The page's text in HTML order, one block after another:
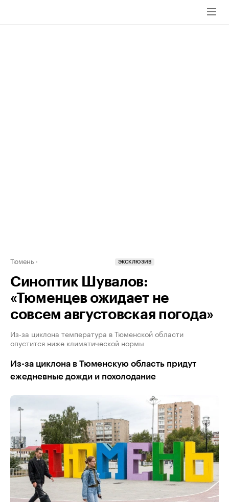
Тюмень ЭКСКЛЮЗИВ
Синоптик Шувалов:
«Тюменцев ожидает не
совсем августовская погода»
Из-за циклона температура в Тюменской области
опустится ниже климатической нормы
Из-за циклона в Тюменскую область придут
ежедневные дожди и похолодание